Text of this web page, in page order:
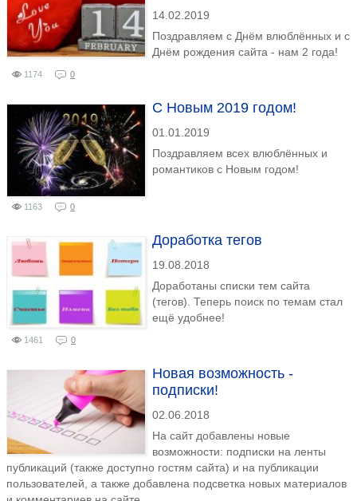
14.02.2019
Поздравляем с Днём влюблённых и с
Днём рождения сайта - нам 2 года!
1174 0
С Новым 2019 годом!
01.01.2019
Поздравляем всех влюблённых и
романтиков с Новым годом!
1163 0
Доработка тегов
19.08.2018
Доработаны списки тем сайта
(тегов). Теперь поиск по темам стал
ещё удобнее!
1461 0
Новая возможность -
подписки!
02.06.2018
На сайт добавлены новые
возможности: подписки на ленты
публикаций (также доступно гостям сайта) и на публикации
пользователей, а также добавлена подсветка новых материалов